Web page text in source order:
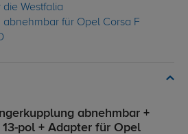
Westfalia
für Opel Corsa F
abnehmbar +
pol + Adapter für Opel